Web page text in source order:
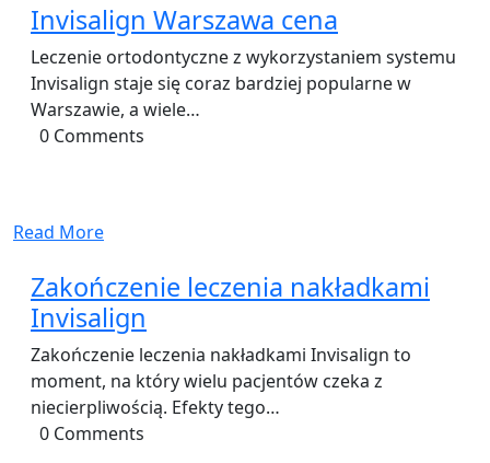
Invisalign Warszawa cena
Leczenie ortodontyczne z wykorzystaniem systemu
Invisalign staje się coraz bardziej popularne w
Warszawie, a wiele…
0 Comments
Read More
Zakończenie leczenia nakładkami
Invisalign
Zakończenie leczenia nakładkami Invisalign to
moment, na który wielu pacjentów czeka z
niecierpliwością. Efekty tego…
0 Comments